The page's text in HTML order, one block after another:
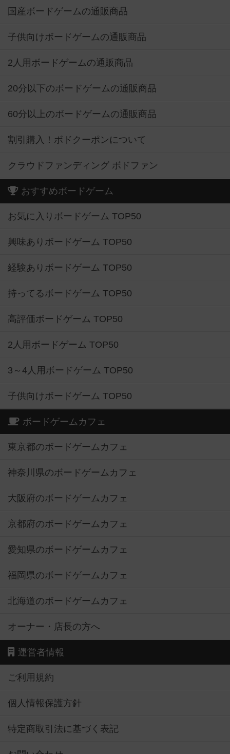
国産ボードゲームの通販商品
子供向けボードゲームの通販商品
2人用ボードゲームの通販商品
20分以下のボードゲームの通販商品
60分以上のボードゲームの通販商品
割引購入！ボドクーポンについて
クラウドファンディング ボドファン
おすすめボードゲーム
お気に入りボードゲーム TOP50
興味ありボードゲーム TOP50
経験ありボードゲーム TOP50
持ってるボードゲーム TOP50
高評価ボードゲーム TOP50
2人用ボードゲーム TOP50
3～4人用ボードゲーム TOP50
子供向けボードゲーム TOP50
ボードゲームカフェ
東京都のボードゲームカフェ
神奈川県のボードゲームカフェ
大阪府のボードゲームカフェ
京都府のボードゲームカフェ
愛知県のボードゲームカフェ
福岡県のボードゲームカフェ
北海道のボードゲームカフェ
オーナー・店長の方へ
運営者情報
ご利用規約
個人情報保護方針
特定商取引法に基づく表記